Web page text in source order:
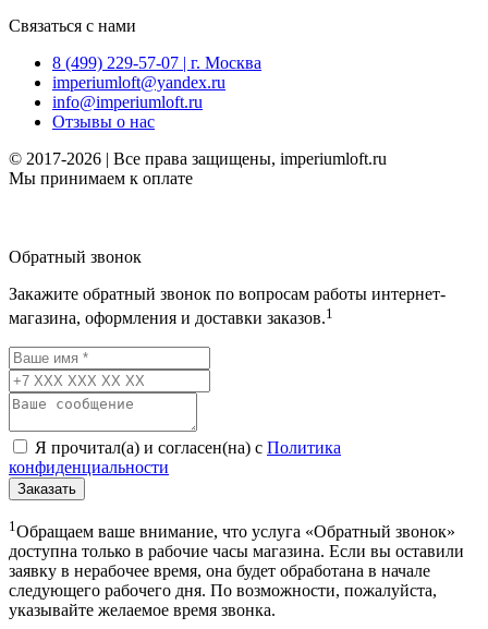
Связаться с нами
8 (499) 229-57-07 | г. Москва
imperiumloft@yandex.ru
info@imperiumloft.ru
Отзывы о нас
© 2017-2026 | Все права защищены, imperiumloft.ru
Мы принимаем к оплате
Обратный звонок
Закажите обратный звонок по вопросам работы интернет-
магазина, оформления и доставки заказов.1
Я прочитал(а) и согласен(на) с Политика
конфиденциальности
Заказать
1 Обращаем ваше внимание, что услуга «Обратный звонок»
доступна только в рабочие часы магазина. Если вы оставили
заявку в нерабочее время, она будет обработана в начале
следующего рабочего дня. По возможности, пожалуйста,
указывайте желаемое время звонка.